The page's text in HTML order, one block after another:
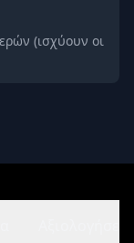
(ισχύουν οι